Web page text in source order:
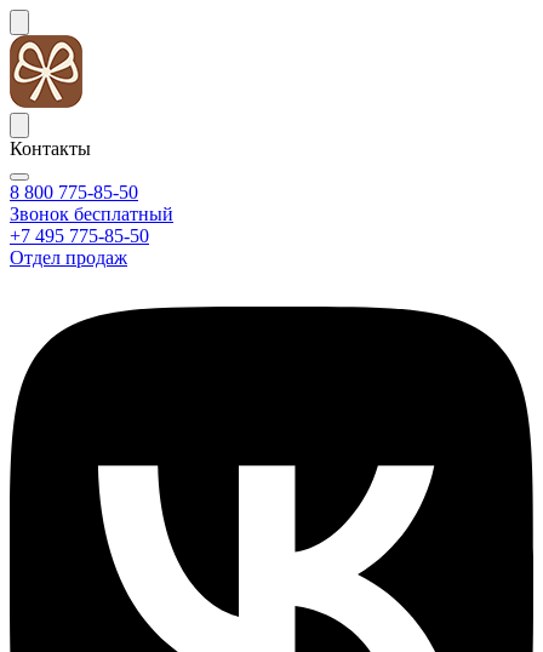
Контакты
8 800 775-85-50
Звонок бесплатный
+7 495 775-85-50
Отдел продаж